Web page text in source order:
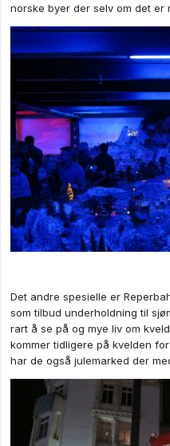
norske byer der selv om det er
Det andre spesielle er
som tilbud underholdning til
rart å se på og mye liv om
kommer tidligere på kvelden
har de også julemarked der